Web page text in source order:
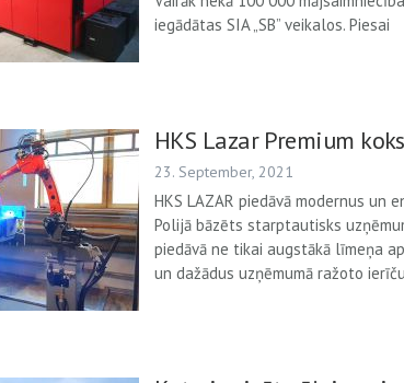
iegādātas SIA „SB” veikalos. Piesai
HKS Lazar Premium
23. September, 2021
HKS LAZAR piedāvā modernus
Polijā bāzēts starptautisks
piedāvā ne tikai augstākā līmeņa
un dažādus uzņēmumā ražoto